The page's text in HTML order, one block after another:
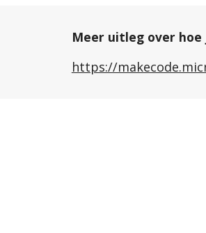
Meer uitleg over
https://